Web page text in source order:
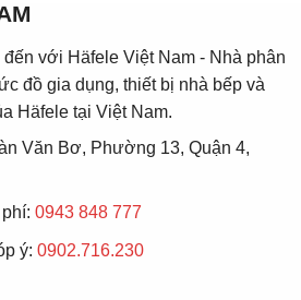
với Häfele Việt Nam - Nhà phân
đồ gia dụng, thiết bị nhà bếp và
Häfele tại Việt Nam.
Văn Bơ, Phường 13, Quận 4,
0943 848 777
ý: 0902.716.230